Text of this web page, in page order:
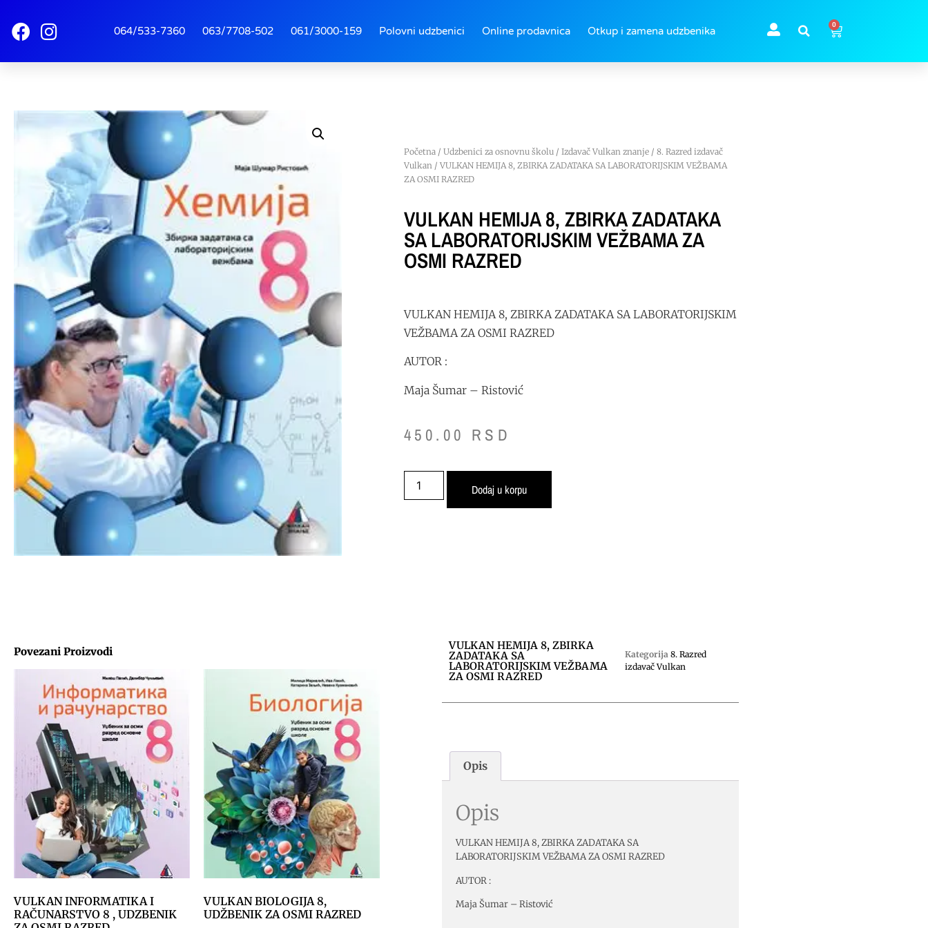
064/533-7360 063/7708-502 061/3000-159 Polovni udzbenici Online prodavnica Otkup i zamena udzbenika
0
Početna/ Udzbenici za osnovnu školu/ Izdavač Vulkan znanje/ 8. Razred izdavač
Vulkan/ VULKAN HEMIJA 8, ZBIRKA ZADATAKA SA LABORATORIJSKIM VEŽBAMA
ZA OSMI RAZRED
VULKAN HEMIJA 8, ZBIRKA ZADATAKA
SA LABORATORIJSKIM VEŽBAMA ZA
OSMI RAZRED
VULKAN HEMIJA 8, ZBIRKA ZADATAKA SA LABORATORIJSKIM
VEŽBAMA ZA OSMI RAZRED
AUTOR :
Maja Šumar – Ristović
450.00 RSD
Dodaj u korpu
Povezani Proizvodi
VULKAN INFORMATIKA I
RAČUNARSTVO 8 , UDZBENIK
VULKAN BIOLOGIJA 8,
UDŽBENIK ZA OSMI RAZRED
VULKAN HEMIJA 8, ZBIRKA
ZADATAKA SA
LABORATORIJSKIM VEŽBAMA
ZA OSMI RAZRED
Kategorija 8. Razred
izdavač Vulkan
Opis
Opis
VULKAN HEMIJA 8, ZBIRKA ZADATAKA SA
LABORATORIJSKIM VEŽBAMA ZA OSMI RAZRED
AUTOR :
Maja Šumar – Ristović